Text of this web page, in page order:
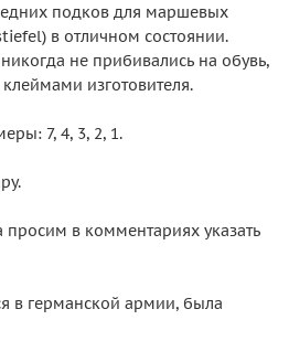
подков для маршевых
в отличном состоянии.
не прибивались на обувь,
изготовителя.
7, 4, 3, 2, 1.
в комментариях указать
в германской армии, была